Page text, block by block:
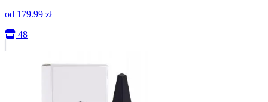
od 179.99 zł
48